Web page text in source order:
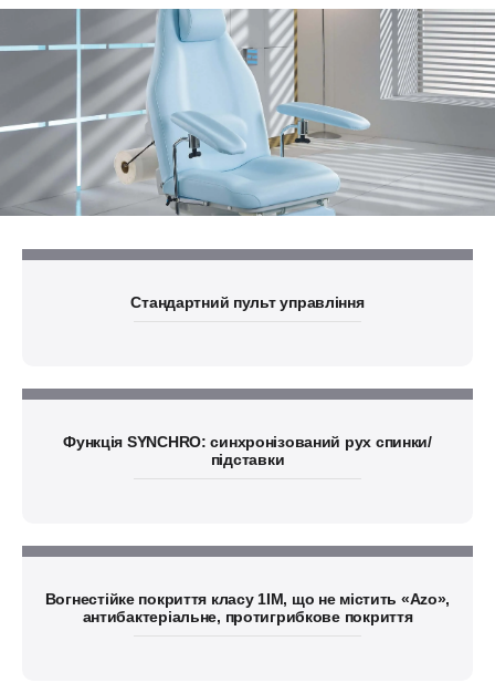
Стандартний пульт управління
Функція SYNCHRO: синхронізований рух спинки/
підставки
Вогнестійке покриття класу 1IM, що не містить «Azo»,
антибактеріальне, протигрибкове покриття